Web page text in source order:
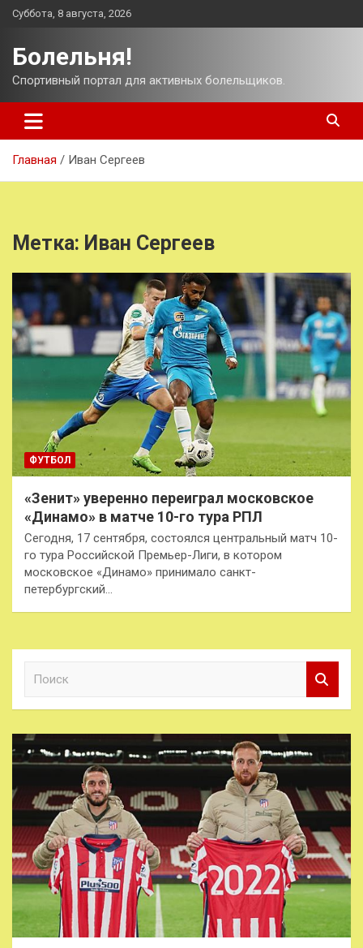
Перейти
Суббота, 8 августа, 2026
Болельня!
Спортивный портал для активных болельщиков.
Главная Иван Сергеев
Метка: Иван Сергеев
ФУТБОЛ
«Зенит» уверенно переиграл московское
«Динамо» в матче 10-го тура РПЛ
Сегодня, 17 сентября, состоялся центральный матч 10-
го тура Российской Премьер-Лиги, в котором
московское «Динамо» принимало санкт-
петербургский…
к